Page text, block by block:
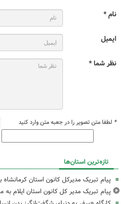
نام *
ایمیل
نظر شما *
* لطفا متن تصویر را در جعبه متن وارد کنید
تازه‌ترین استان‌ها
پیام تبریک مدیرکل کانون استان کرمانشاه
پیام تبریک مدیر کل کانون استان ایلام به